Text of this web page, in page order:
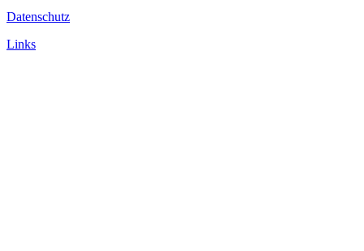
Datenschutz
Links